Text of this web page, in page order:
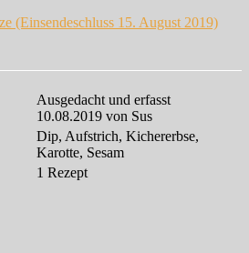
Ausgedacht und erfasst
10.08.2019 von Sus
Dip, Aufstrich, Kichererbse,
Karotte, Sesam
1 Rezept